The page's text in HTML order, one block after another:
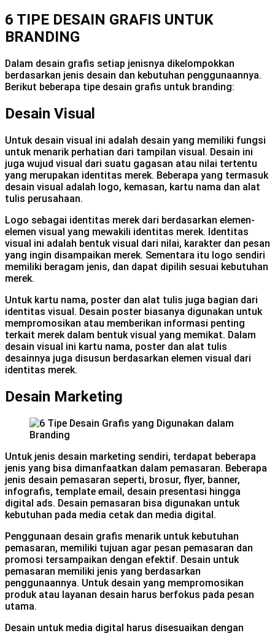
6 TIPE DESAIN GRAFIS UNTUK
BRANDING
Dalam desain grafis setiap jenisnya dikelompokkan
berdasarkan jenis desain dan kebutuhan penggunaannya.
Berikut beberapa tipe desain grafis untuk branding:
Desain Visual
Untuk desain visual ini adalah desain yang memiliki fungsi
untuk menarik perhatian dari tampilan visual. Desain ini
juga wujud visual dari suatu gagasan atau nilai tertentu
yang merupakan identitas merek. Beberapa yang termasuk
desain visual adalah logo, kemasan, kartu nama dan alat
tulis perusahaan.
Logo sebagai identitas merek dari berdasarkan elemen-
elemen visual yang mewakili identitas merek. Identitas
visual ini adalah bentuk visual dari nilai, karakter dan pesan
yang ingin disampaikan merek. Sementara itu logo sendiri
memiliki beragam jenis, dan dapat dipilih sesuai kebutuhan
merek.
Untuk kartu nama, poster dan alat tulis juga bagian dari
identitas visual. Desain poster biasanya digunakan untuk
mempromosikan atau memberikan informasi penting
terkait merek dalam bentuk visual yang memikat. Dalam
desain visual ini kartu nama, poster dan alat tulis
desainnya juga disusun berdasarkan elemen visual dari
identitas merek.
Desain Marketing
Untuk jenis desain marketing sendiri, terdapat beberapa
jenis yang bisa dimanfaatkan dalam pemasaran. Beberapa
jenis desain pemasaran seperti, brosur, flyer, banner,
infografis, template email, desain presentasi hingga
digital ads. Desain pemasaran bisa digunakan untuk
kebutuhan pada media cetak dan media digital.
Penggunaan desain grafis menarik untuk kebutuhan
pemasaran, memiliki tujuan agar pesan pemasaran dan
promosi tersampaikan dengan efektif. Desain untuk
pemasaran memiliki jenis yang berdasarkan
penggunaannya. Untuk desain yang mempromosikan
produk atau layanan desain harus berfokus pada pesan
utama.
Desain untuk media digital harus disesuaikan dengan